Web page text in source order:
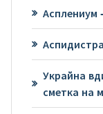
Украйна
сметка на